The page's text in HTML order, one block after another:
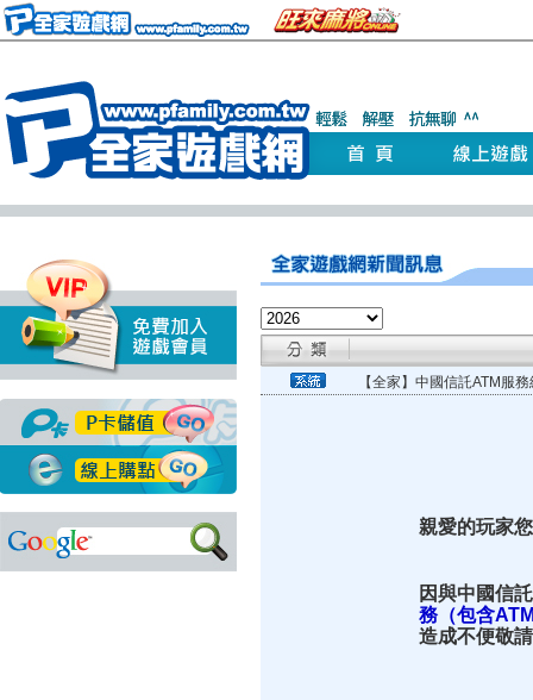
【全家】中國信託ATM服
親愛的玩家
因與中國信
務（包含
造成不便敬